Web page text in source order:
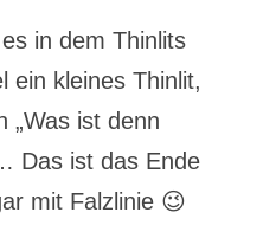
in dem Thinlits
ein kleines Thinlit,
„Was ist denn
Das ist das Ende
mit Falzlinie 😉